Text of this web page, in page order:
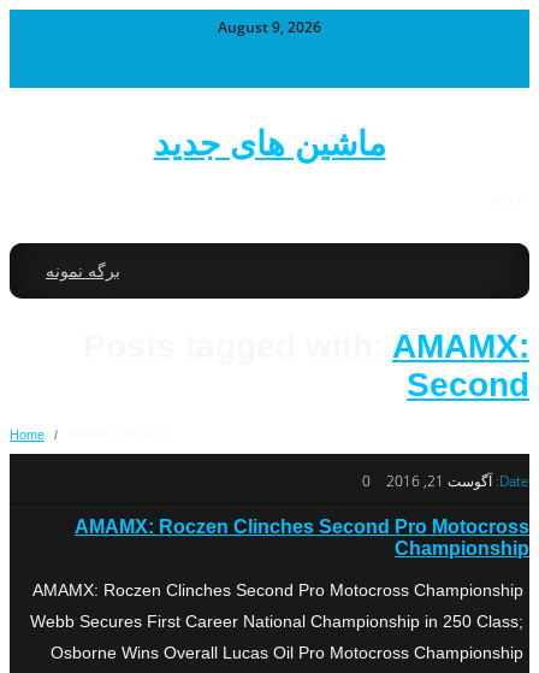
August 9, 2026
ماشین های جدید
برگه نمونه
AMAMX:
Second
Home /
Date: آگوست 21, 2016 0
AMAMX: Roczen Clinches Second Pro Motocross
Championship
AMAMX: Roczen Clinches Second Pro Motocross Championship
Webb Secures First Career National Championship in 250 Class;
Osborne Wins Overall Lucas Oil Pro Motocross Championship